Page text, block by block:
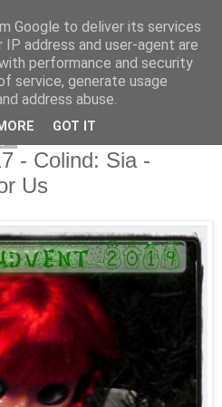
- Colind: Sia -
Us
Google to deliver its services
address and user-agent are
performance and security
service, generate usage
address abuse.
GOT IT